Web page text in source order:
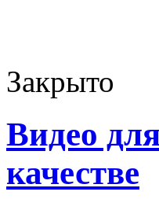
Закрыто
Видео
качестве